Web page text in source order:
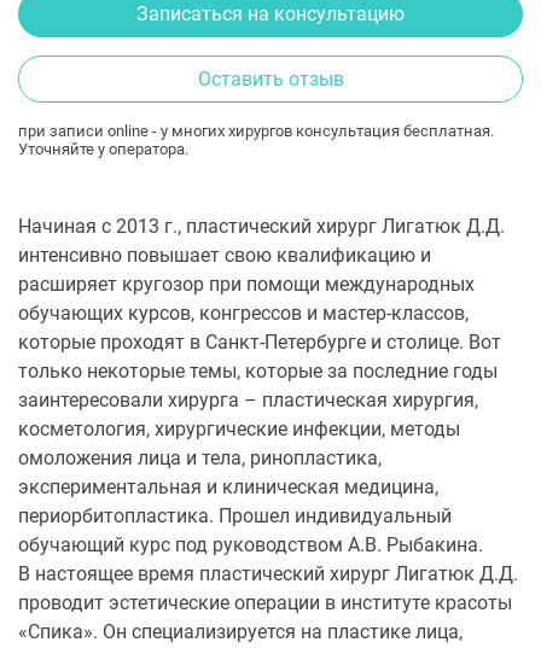
Записаться на консультацию
Оставить отзыв
при записи online - у многих хирургов консультация бесплатная.
Уточняйте у оператора.
Начиная с 2013 г., пластический хирург Лигатюк Д.Д.
интенсивно повышает свою квалификацию и
расширяет кругозор при помощи международных
обучающих курсов, конгрессов и мастер-классов,
которые проходят в Санкт-Петербурге и столице. Вот
только некоторые темы, которые за последние годы
заинтересовали хирурга – пластическая хирургия,
косметология, хирургические инфекции, методы
омоложения лица и тела, ринопластика,
экспериментальная и клиническая медицина,
периорбитопластика. Прошел индивидуальный
обучающий курс под руководством А.В. Рыбакина.
В настоящее время пластический хирург Лигатюк Д.Д.
проводит эстетические операции в институте красоты
«Спика». Он специализируется на пластике лица,